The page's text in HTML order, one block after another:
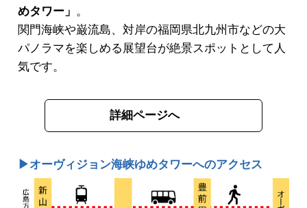
めタワー」 。
関門海峡や巌流島、対岸の福岡県北九州市などの大
パノラマを楽しめる展望台が絶景スポットとして人
気です。
詳細ページへ
▶オーヴィジョン海峡ゆめタワーへのアクセス